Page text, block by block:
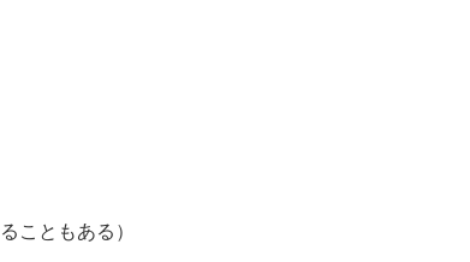
こともある）